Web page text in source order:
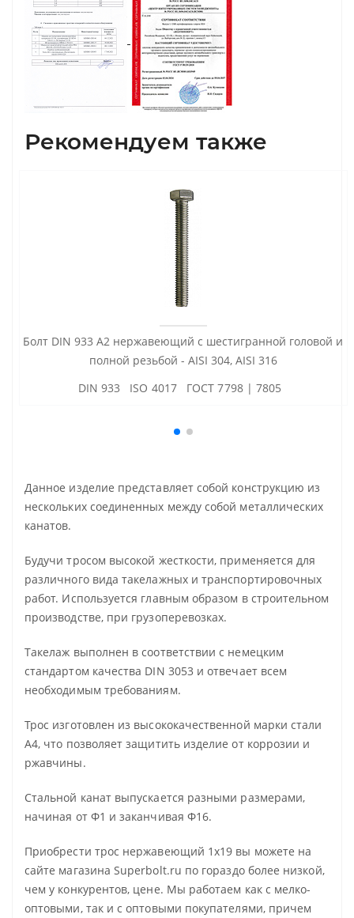
Рекомендуем также
Болт DIN 933 А2 нержавеющий с шестигранной головой и
полной резьбой - AISI 304, AISI 316
DIN 933 ISO 4017 ГОСТ 7798 | 7805
Данное изделие представляет собой конструкцию из
нескольких соединенных между собой металлических
канатов.
Будучи тросом высокой жесткости, применяется для
различного вида такелажных и транспортировочных
работ. Используется главным образом в строительном
производстве, при грузоперевозках.
Такелаж выполнен в соответствии с немецким
стандартом качества DIN 3053 и отвечает всем
необходимым требованиям.
Трос изготовлен из высококачественной марки стали
А4, что позволяет защитить изделие от коррозии и
ржавчины.
Стальной канат выпускается разными размерами,
начиная от Ф1 и заканчивая Ф16.
Приобрести трос нержавеющий 1х19 вы можете на
сайте магазина Superbolt.ru по гораздо более низкой,
чем у конкурентов, цене. Мы работаем как с мелко-
оптовыми, так и с оптовыми покупателями, причем